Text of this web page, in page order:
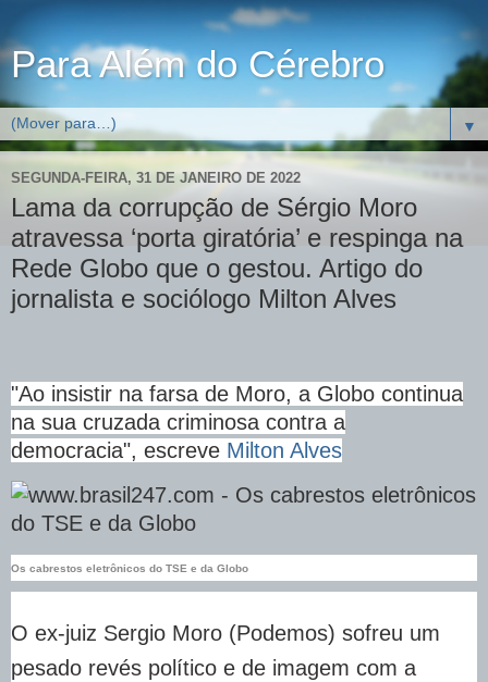
Para Além do Cérebro
▼
SEGUNDA-FEIRA, 31 DE JANEIRO DE 2022
Lama da corrupção de Sérgio Moro
atravessa ‘porta giratória’ e respinga na
Rede Globo que o gestou. Artigo do
jornalista e sociólogo Milton Alves
"Ao insistir na farsa de Moro, a Globo continua
na sua cruzada criminosa contra a
democracia", escreve Milton Alves
Os cabrestos eletrônicos do TSE e da Globo
O ex-juiz Sergio Moro (Podemos) sofreu um
pesado revés político e de imagem com a